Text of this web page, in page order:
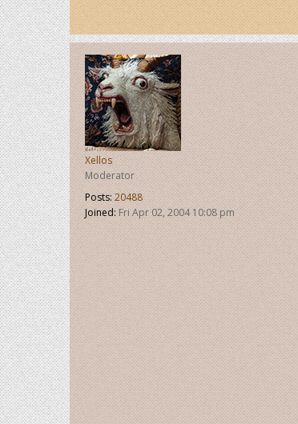
Xellos
Moderator
Posts: 20488
Joined:Fri Apr 02, 2004 10:08 pm